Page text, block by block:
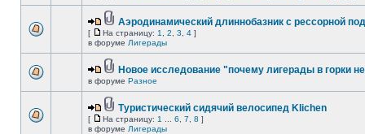
Аэродинамический длиннобазник с рессорной
[ На страницу: 1 2 3 4 ]
в форуме Лигерады
Новое исследование "почему лигерады в горки
в форуме Разное
Туристический сидячий велосипед Klichen
[ На страницу: 1 6 7 8 ]
в форуме Лигерады